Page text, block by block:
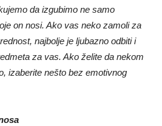
da izgubimo ne samo
on nosi. Ako vas neko zamoli za
najbolje je ljubazno odbiti i
za vas. Ako želite da nekom
izaberite nešto bez emotivnog